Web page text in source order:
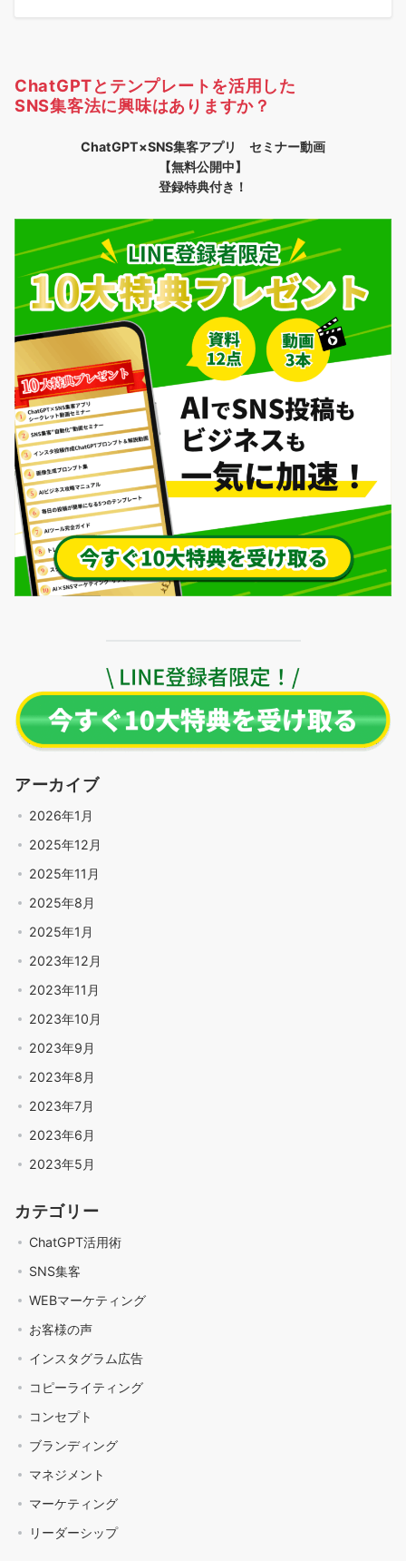
ChatGPTとテンプレートを活用した
SNS集客法に興味はありますか？
ChatGPT×SNS集客アプリ セミナー動画
【無料公開中】
登録特典付き！
アーカイブ
2026年1月
2025年12月
2025年11月
2025年8月
2025年1月
2023年12月
2023年11月
2023年10月
2023年9月
2023年8月
2023年7月
2023年6月
2023年5月
カテゴリー
ChatGPT活用術
SNS集客
WEBマーケティング
お客様の声
インスタグラム広告
コピーライティング
コンセプト
ブランディング
マネジメント
マーケティング
リーダーシップ